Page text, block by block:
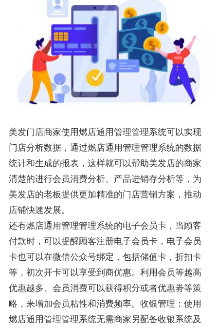
美发门店商家使用燃店通用管理管理系统可以实现
门店分析数据，通过燃店通用管理管理系统的数据
统计和生成的报表，这样就可以帮助美发店的商家
清楚的进行会员消费分析、产品进销存分析等，为
美发店的老板提供更加精准的门店营销方案，推动
店铺快速发展。
还有燃店通用管理管理系统的电子会员卡，当顾客
付款时，可以提醒顾客注册电子会员卡，电子会员
卡也可以在微信公众号绑定，包括储值卡，折扣卡
等，初次开卡可以享受到商优惠。利用会员等越高
优惠越多、会员消费可以获得积分或者优惠劵等策
略，来增加会员粘性和消费频率。收银管理：使用
燃店通用管理管理系统无需商家另配备收银系统及